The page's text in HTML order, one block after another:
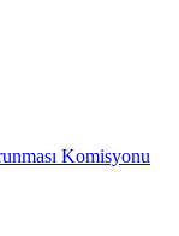
Komisyonu